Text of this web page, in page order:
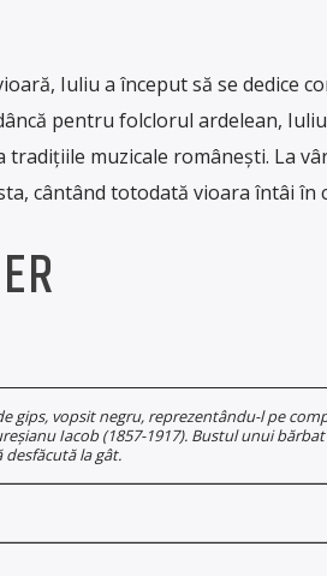
Iuliu a început să se dedice
pentru folclorul ardelean,
muzicale românești. La
cântând totodată vioara întâi în
gips, vopsit negru, reprezentându-l pe
Iacob (1857-1917). Bustul unui
desfăcută la gât.